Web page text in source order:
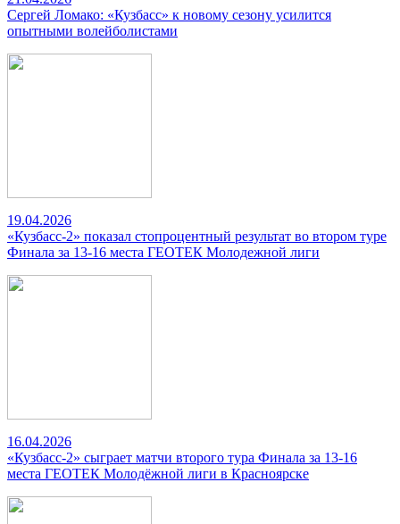
Сергей Ломако: «Кузбасс» к новому сезону усилится
опытными волейболистами
19.04.2026
«Кузбасс-2» показал стопроцентный результат во втором туре
Финала за 13-16 места ГЕОТЕК Молодежной лиги
16.04.2026
«Кузбасс-2» сыграет матчи второго тура Финала за 13-16
места ГЕОТЕК Молодёжной лиги в Красноярске